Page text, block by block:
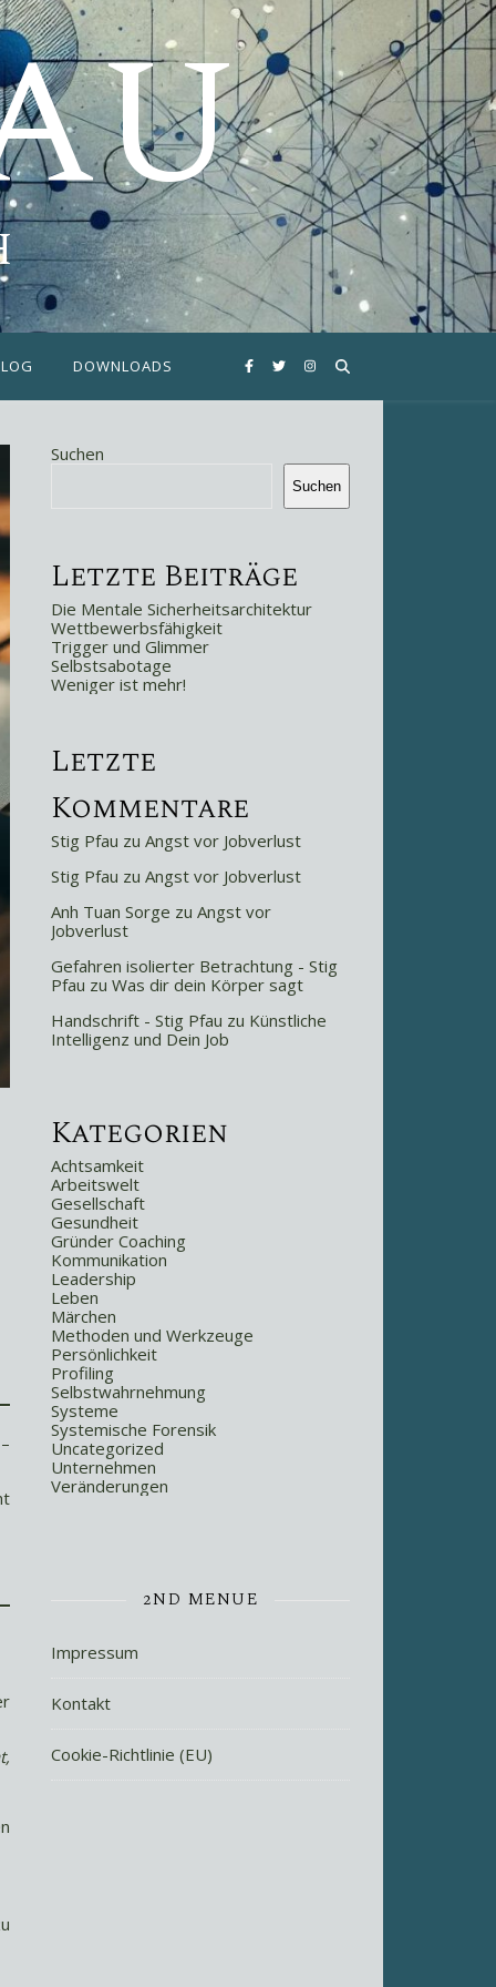
DOWNLOADS
Suchen
Suchen
Letzte Beiträge
Die Mentale Sicherheitsarchitektur
Wettbewerbsfähigkeit
Trigger und Glimmer
Selbstsabotage
Weniger ist mehr!
Letzte
Kommentare
Stig Pfau zu Angst vor Jobverlust
Stig Pfau zu Angst vor Jobverlust
Anh Tuan Sorge zu Angst vor
Jobverlust
Gefahren isolierter Betrachtung - Stig
Pfau zu Was dir dein Körper sagt
Handschrift - Stig Pfau zu Künstliche
Intelligenz und Dein Job
Kategorien
Achtsamkeit
Arbeitswelt
Gesellschaft
Gesundheit
Gründer Coaching
Kommunikation
Leadership
Leben
Märchen
Methoden und Werkzeuge
Persönlichkeit
Profiling
Selbstwahrnehmung
Systeme
Systemische Forensik
Uncategorized
Unternehmen
Veränderungen
2ND MENUE
Impressum
Kontakt
Cookie-Richtlinie (EU)